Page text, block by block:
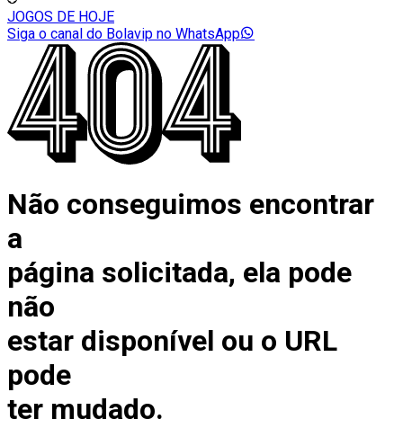
JOGOS DE HOJE
Siga o canal do Bolavip no WhatsApp
Não conseguimos encontrar
a
página solicitada, ela pode
não
estar disponível ou o URL
pode
ter mudado.